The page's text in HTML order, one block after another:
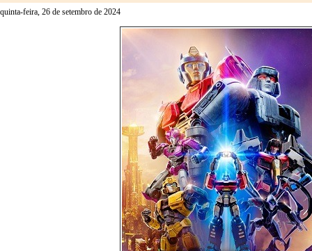
quinta-feira, 26 de setembro de 2024